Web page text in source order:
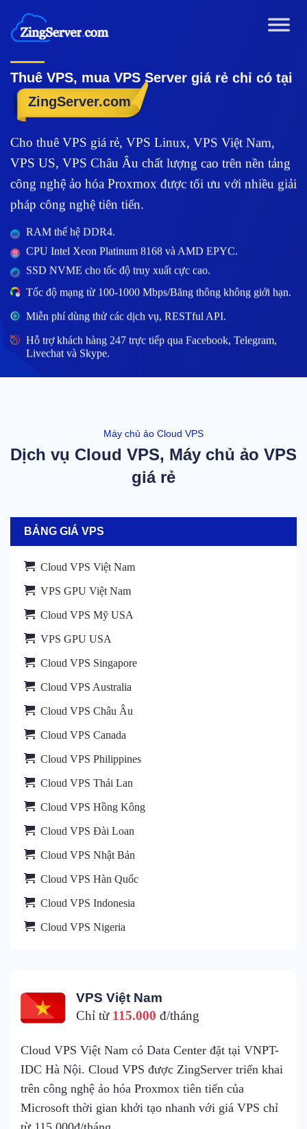
đến
nội
dung
Thuê VPS, mua VPS Server giá rẻ chỉ có tại
ZingServer.com
Cho thuê VPS giá rẻ, VPS Linux, VPS Việt Nam,
VPS US, VPS Châu Âu chất lượng cao trên nền tảng
công nghệ ảo hóa Proxmox được tối ưu với nhiều giải
pháp công nghệ tiên tiến.
RAM thế hệ DDR4.
CPU Intel Xeon Platinum 8168 và AMD EPYC.
SSD NVME cho tốc độ truy xuất cực cao.
Tốc độ mạng từ 100-1000 Mbps/Băng thông không giới hạn.
Miễn phí dùng thử các dịch vụ, RESTful API.
Hỗ trợ khách hàng 247 trực tiếp qua Facebook, Telegram,
Livechat và Skype.
Máy chủ ảo Cloud VPS
Dịch vụ Cloud VPS, Máy chủ ảo VPS
giá rẻ
BẢNG GIÁ VPS
Cloud VPS Việt Nam
VPS GPU Việt Nam
Cloud VPS Mỹ USA
VPS GPU USA
Cloud VPS Singapore
Cloud VPS Australia
Cloud VPS Châu Âu
Cloud VPS Canada
Cloud VPS Philippines
Cloud VPS Thái Lan
Cloud VPS Hồng Kông
Cloud VPS Đài Loan
Cloud VPS Nhật Bản
Cloud VPS Hàn Quốc
Cloud VPS Indonesia
Cloud VPS Nigeria
đ/tháng
Center đặt tại VNPT-
ZingServer triển khai
tiên tiến của
nhanh với giá VPS chỉ
Cloud VPS US xây
hóa Proxmox kết hợp
chuẩn Quốc tế mang
thống VPS US của